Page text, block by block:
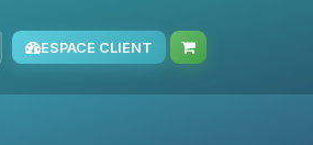
ESPACE CLIENT